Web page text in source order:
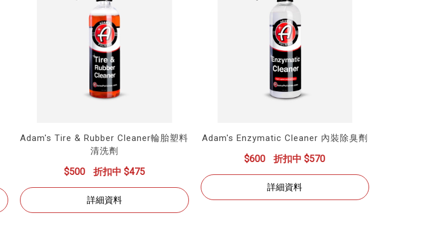
Adam's Tire & Rubber Cleaner輪胎塑料
清洗劑
$500 折扣中 $475
詳細資料
Adam's Enzymatic Cleaner 內裝除臭劑
$600 折扣中 $570
詳細資料